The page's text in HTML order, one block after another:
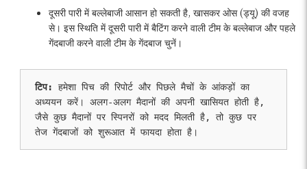
दूसरी पारी में बल्लेबाजी आसान हो सकती है, खासकर ओस (ड्यू) की वजह
से। इस स्थिति में दूसरी पारी में बैटिंग करने वाली टीम के बल्लेबाज और पहले
गेंदबाजी करने वाली टीम के गेंदबाज चुनें।
टिप:
हमेशा पिच की रिपोर्ट और पिछले मैचों के आंकड़ों का
अध्ययन करें। अलग-अलग मैदानों की अपनी खासियत होती है,
जैसे कुछ मैदानों पर स्पिनरों को मदद मिलती है, तो कुछ पर
तेज गेंदबाजों को शुरूआत में फायदा होता है।